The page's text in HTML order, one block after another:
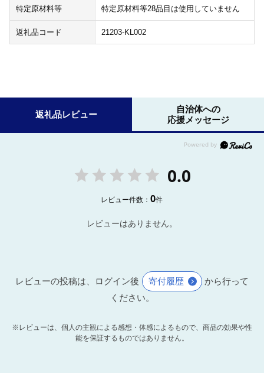
特定原材料等 特定原材料等28品目は使用していません
返礼品コード 21203-KL002
返礼品レビュー
自治体への
応援メッセージ
0.0
レビュー件数：0件
レビューはありません。
レビューの投稿は、ログイン後 寄付履歴
から行って
ください。
※レビューは、個人の主観による感想・体感によるもので、商品の効果や性
能を保証するものではありません。